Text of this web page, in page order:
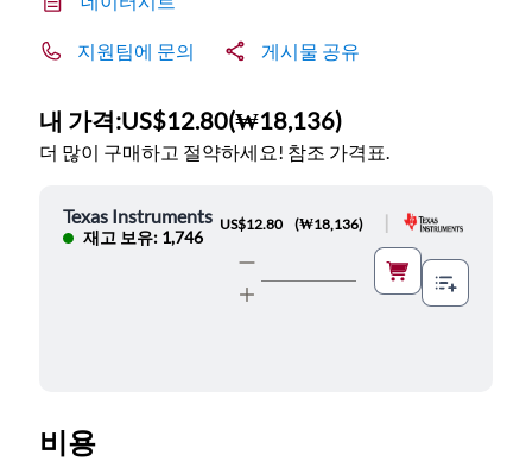
지원팀에 문의 게시물 공유
내 가격:US$12.80(₩18,136)
더 많이 구매하고 절약하세요! 참조 가격표.
Texas Instruments
재고 보유: 1,746
US$12.80 (₩18,136)
비용